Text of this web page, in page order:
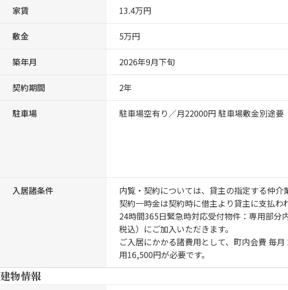
家賃 13.4万円
敷金 5万円
築年月 2026年9月下旬
契約期間 2年
駐車場 駐車場空有り／月22000円 駐車場敷金別途要
入居諸条件
内覧・契約については、貸主の指定する仲介
契約一時金は契約時に借主より貸主に支払わ
24時間365日緊急時対応受付物件：専用部分
税込）にご加入いただきます。
ご入居にかかる諸費用として、町内会費 毎
用16,500円が必要です。
建物情報